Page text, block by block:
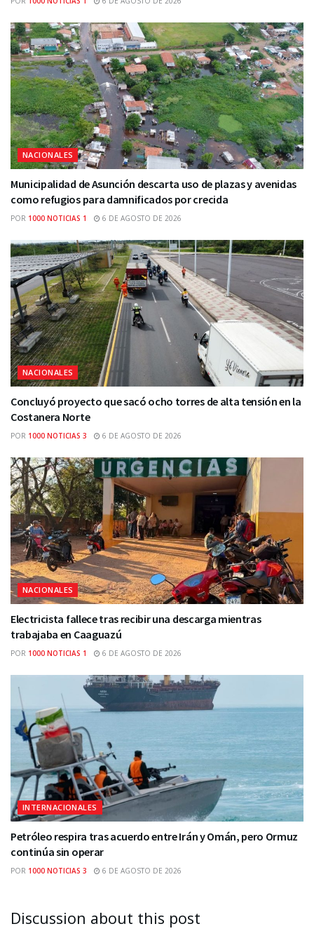
NACIONALES
Municipalidad de Asunción descarta uso de plazas y avenidas
como refugios para damnificados por crecida
POR 1000 NOTICIAS 1 6 DE AGOSTO DE 2026
NACIONALES
Concluyó proyecto que sacó ocho torres de alta tensión en la
Costanera Norte
POR 1000 NOTICIAS 3 6 DE AGOSTO DE 2026
NACIONALES
Electricista fallece tras recibir una descarga mientras
trabajaba en Caaguazú
POR 1000 NOTICIAS 1 6 DE AGOSTO DE 2026
INTERNACIONALES
Petróleo respira tras acuerdo entre Irán y Omán, pero Ormuz
continúa sin operar
POR 1000 NOTICIAS 3 6 DE AGOSTO DE 2026
Discussion about this post